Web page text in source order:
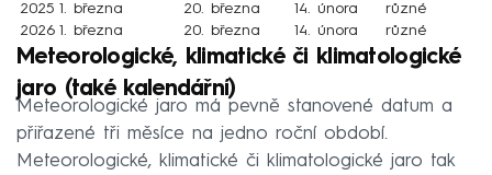
2025 1. března 20. března 14. února
různé
2026 1. března 20. března 14. února různé
Meteorologické, klimatické či klimatologické
jaro (také kalendářní)
Meteorologické jaro má pevně stanovené datum a
přiřazené tři měsíce na jedno roční období.
Meteorologické, klimatické či klimatologické jaro tak